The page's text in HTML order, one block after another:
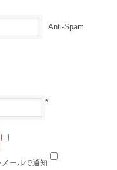
Anti-Spam
*
ールで通知